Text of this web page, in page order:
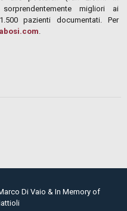
migliori ai
pazienti documentati. Per
Di Vaio & In Memory of